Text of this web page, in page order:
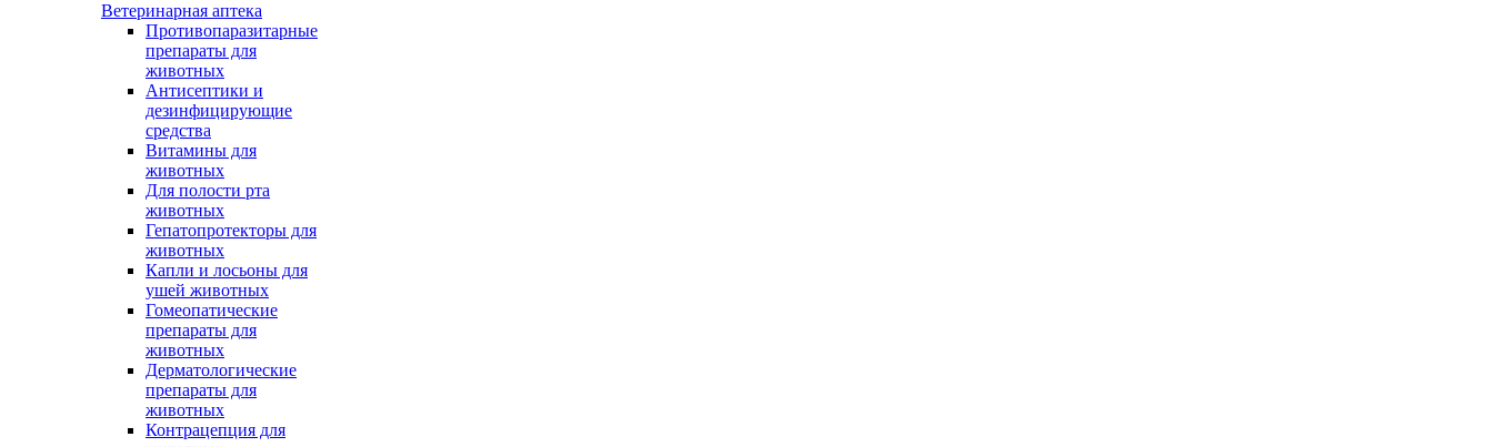
Ветеринарная аптека
Противопаразитарные
препараты для
животных
Антисептики и
дезинфицирующие
средства
Витамины для
животных
Для полости рта
животных
Гепатопротекторы для
животных
Капли и лосьоны для
ушей животных
Гомеопатические
препараты для
животных
Дерматологические
препараты для
животных
Контрацепция для